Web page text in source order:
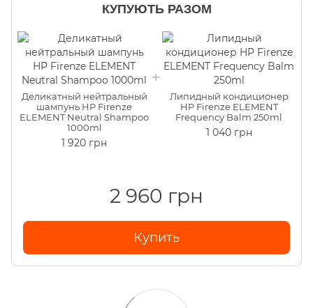
КУПУЮТЬ РАЗОМ
Деликатный нейтральный
шампунь HP Firenze
ELEMENT Neutral Shampoo
1000ml
1 920 грн
Липидный кондиционер
HP Firenze ELEMENT
Frequency Balm 250ml
1 040 грн
2 960 грн
Купить